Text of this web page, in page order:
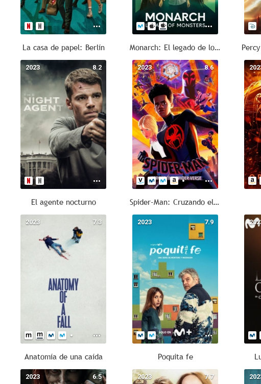
La casa de papel: Berlín Monarch: El legado de los monstruos
8.2
2023
El agente nocturno
8.6
2023
Spider-Man: Cruzando el Multiverso
7.3
2023
Anatomía de una caída
7.9
2023
Poquita fe
6.5
2023 7.7
2023